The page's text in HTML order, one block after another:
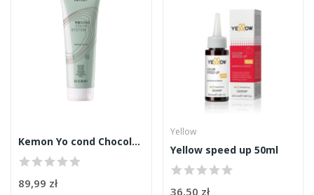
Kemon Yo cond Chocolate 250ml
89,99 zł
Yellow
Yellow speed up 50ml
36,50 zł